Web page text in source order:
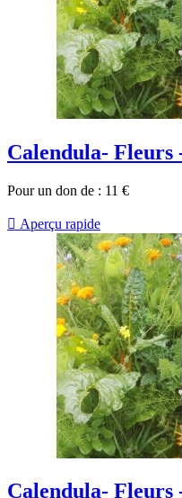
Calendula- Fleurs
Pour un don de : 11 €
 Aperçu rapide
Calendula- Fleurs